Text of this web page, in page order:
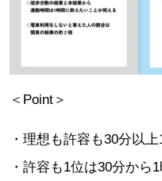
＜Point＞
理想も許容も30分以
許容も1位は30分から